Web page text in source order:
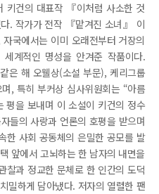
키건의 대표작 『이처럼 사소한 것
. 작가가 전작 『맡겨진 소녀』 이
국에서는 이미 오래전부터 거장의
계적인 명성을 안겨준 작품이다.
은 해 오웰상(소설 부문), 케리그룹
, 특히 부커상 심사위원회는 “아름
평을 보내며 이 소설이 키건의 정수
들의 사랑과 언론의 호평을 받으며
한 사회 공동체의 은밀한 공모를 발
앞에서 고뇌하는 한 남자의 내면을
찰과 정교한 문체로 한 인간의 도덕
밀하게 담아냈다. 저자의 열렬한 팬